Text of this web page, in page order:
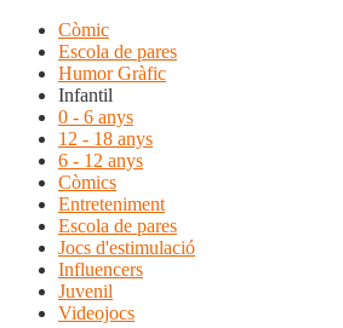
Còmic
Escola de pares
Humor Gràfic
Infantil
0 - 6 anys
12 - 18 anys
6 - 12 anys
Còmics
Entreteniment
Escola de pares
Jocs d'estimulació
Influencers
Juvenil
Videojocs